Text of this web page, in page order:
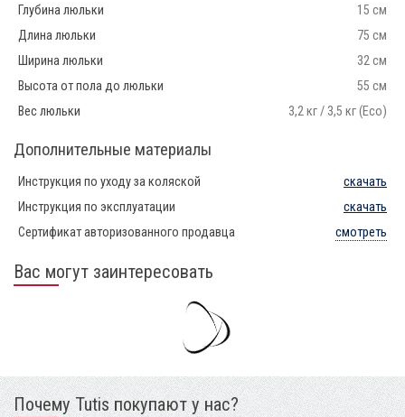
Глубина люльки
15 см
Длина люльки
75 см
Ширина люльки
32 см
Высота от пола до люльки
55 см
Вес люльки
3,2 кг / 3,5 кг (Eco)
Дополнительные материалы
Инструкция по уходу за коляской
скачать
Инструкция по эксплуатации
скачать
Сертификат авторизованного продавца
смотреть
Вас могут заинтересовать
Почему Tutis покупают у нас?